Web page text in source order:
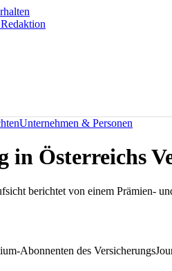
Unternehmen & Personen
in Österreichs
berichtet von einem Prämien-
Abonnenten des